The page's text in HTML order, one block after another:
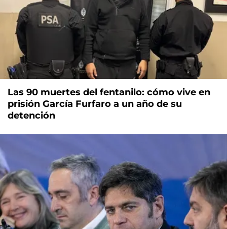
Las 90 muertes del fentanilo: cómo vive en
prisión García Furfaro a un año de su
detención